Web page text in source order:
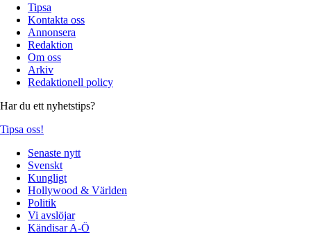
Tipsa
Kontakta oss
Annonsera
Redaktion
Om oss
Arkiv
Redaktionell policy
Har du ett nyhetstips?
Tipsa oss!
Senaste nytt
Svenskt
Kungligt
Hollywood & Världen
Politik
Vi avslöjar
Kändisar A-Ö